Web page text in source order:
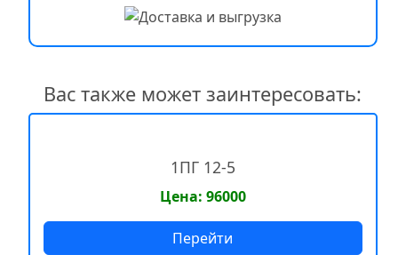
Вас также может заинтересовать:
1ПГ 12-5
Цена: 96000
Перейти